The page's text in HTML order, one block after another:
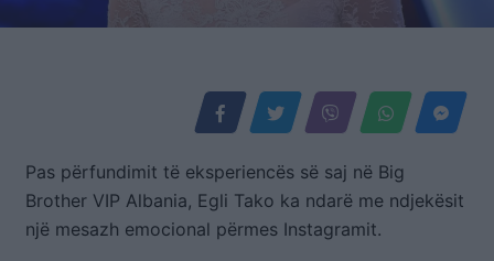
Pas përfundimit të eksperiencës së saj në Big
Brother VIP Albania, Egli Tako ka ndarë me ndjekësit
një mesazh emocional përmes Instagramit.